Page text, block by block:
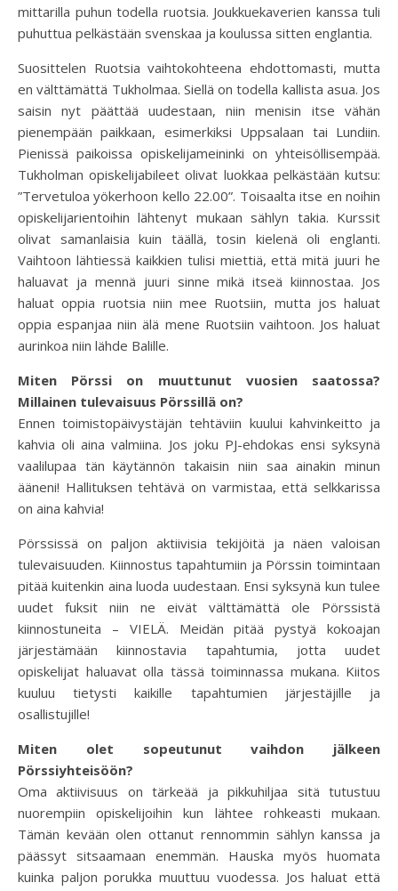
mittarilla puhun todella ruotsia. Joukkuekaverien kanssa tuli
puhuttua pelkästään svenskaa ja koulussa sitten englantia.
Suosittelen Ruotsia vaihtokohteena ehdottomasti, mutta
en välttämättä Tukholmaa. Siellä on todella kallista asua. Jos
saisin nyt päättää uudestaan, niin menisin itse vähän
pienempään paikkaan, esimerkiksi Uppsalaan tai Lundiin.
Pienissä paikoissa opiskelijameininki on yhteisöllisempää.
Tukholman opiskelijabileet olivat luokkaa pelkästään kutsu:
”Tervetuloa yökerhoon kello 22.00”. Toisaalta itse en noihin
opiskelijarientoihin lähtenyt mukaan sählyn takia. Kurssit
olivat samanlaisia kuin täällä, tosin kielenä oli englanti.
Vaihtoon lähtiessä kaikkien tulisi miettiä, että mitä juuri he
haluavat ja mennä juuri sinne mikä itseä kiinnostaa. Jos
haluat oppia ruotsia niin mee Ruotsiin, mutta jos haluat
oppia espanjaa niin älä mene Ruotsiin vaihtoon. Jos haluat
aurinkoa niin lähde Balille.
Miten Pörssi on muuttunut vuosien saatossa?
Millainen tulevaisuus Pörssillä on?
Ennen toimistopäivystäjän tehtäviin kuului kahvinkeitto ja
kahvia oli aina valmiina. Jos joku PJ-ehdokas ensi syksynä
vaalilupaa tän käytännön takaisin niin saa ainakin minun
ääneni! Hallituksen tehtävä on varmistaa, että selkkarissa
on aina kahvia!
Pörssissä on paljon aktiivisia tekijöitä ja näen valoisan
tulevaisuuden. Kiinnostus tapahtumiin ja Pörssin toimintaan
pitää kuitenkin aina luoda uudestaan. Ensi syksynä kun tulee
uudet fuksit niin ne eivät välttämättä ole Pörssistä
kiinnostuneita – VIELÄ. Meidän pitää pystyä kokoajan
järjestämään kiinnostavia tapahtumia, jotta uudet
opiskelijat haluavat olla tässä toiminnassa mukana. Kiitos
kuuluu tietysti kaikille tapahtumien järjestäjille ja
osallistujille!
Miten olet sopeutunut vaihdon jälkeen
Pörssiyhteisöön?
Oma aktiivisuus on tärkeää ja pikkuhiljaa sitä tutustuu
nuorempiin opiskelijoihin kun lähtee rohkeasti mukaan.
Tämän kevään olen ottanut rennommin sählyn kanssa ja
päässyt sitsaamaan enemmän. Hauska myös huomata
kuinka paljon porukka muuttuu vuodessa. Jos haluat että